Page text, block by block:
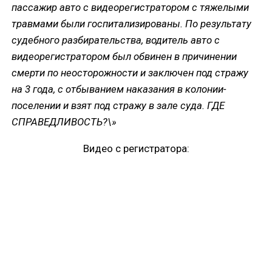
пассажир авто с видеорегистратором с тяжелыми
травмами были госпитализированы. По результату
судебного разбирательства, водитель авто с
видеорегистратором был обвинен в причинении
смерти по неосторожности и заключен под стражу
на 3 года, с отбыванием наказания в колонии-
поселении и взят под стражу в зале суда. ГДЕ
СПРАВЕДЛИВОСТЬ?\»
Видео с регистратора: